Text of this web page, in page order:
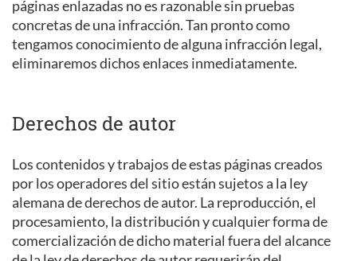
páginas enlazadas no es razonable sin pruebas
concretas de una infracción. Tan pronto como
tengamos conocimiento de alguna infracción legal,
eliminaremos dichos enlaces inmediatamente.
Derechos de autor
Los contenidos y trabajos de estas páginas creados
por los operadores del sitio están sujetos a la ley
alemana de derechos de autor. La reproducción, el
procesamiento, la distribución y cualquier forma de
comercialización de dicho material fuera del alcance